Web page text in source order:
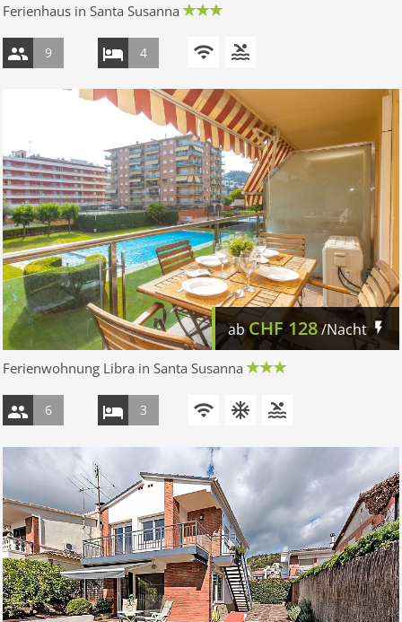
Ferienhaus in Santa Susanna
9 4
abCHF 128/Nacht
Ferienwohnung Libra in Santa Susanna
6 3